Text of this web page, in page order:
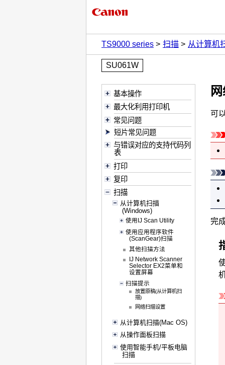
TS9000 series 扫描 从计算机
SU061W
基本操作
最大化利用打印机
常见问题
短片常见问题
与错误对应的支持代码列
表
打印
复印
扫描
从计算机扫描
(Windows)
使用IJ Scan Utility
使用应用程序软件
(ScanGear)扫描
其他扫描方法
IJ Network Scanner
Selector EX2菜单和
设置屏幕
扫描提示
放置原稿(从计算机扫
描)
网络扫描设置
从计算机扫描(Mac OS)
从操作面板扫描
使用智能手机/平板电脑
扫描
可
完